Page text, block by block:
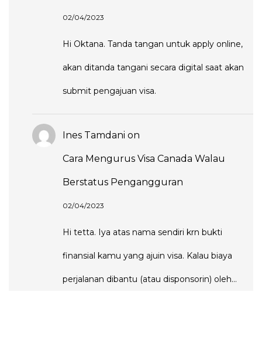
02/04/2023
Hi Oktana. Tanda tangan untuk apply online,
akan ditanda tangani secara digital saat akan
submit pengajuan visa.
Ines Tamdani on
Cara Mengurus Visa Canada Walau
Berstatus Pengangguran
02/04/2023
Hi tetta. Iya atas nama sendiri krn bukti
finansial kamu yang ajuin visa. Kalau biaya
perjalanan dibantu (atau disponsorin) oleh…